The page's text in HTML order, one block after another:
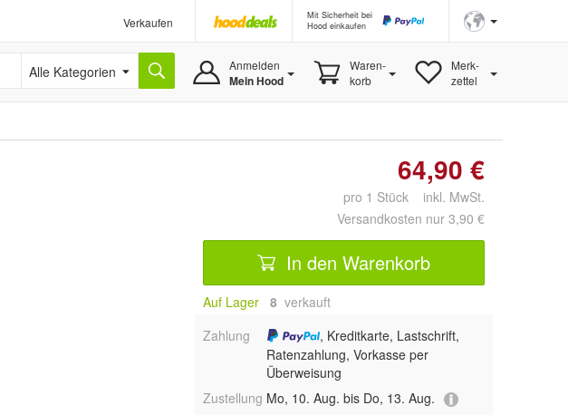
Verkaufen
Mit Sicherheit bei
Hood einkaufen
Alle Kategorien Anmelden
Mein Hood
Waren-
korb
Merk-
zettel
64,90 €
pro 1 Stück inkl. MwSt.
Versandkosten nur 3,90 €
In den Warenkorb
Auf Lager 8 verkauft
Zahlung
, Kreditkarte, Lastschrift,
Ratenzahlung, Vorkasse per
Überweisung
Zustellung Mo, 10. Aug. bis Do, 13. Aug.